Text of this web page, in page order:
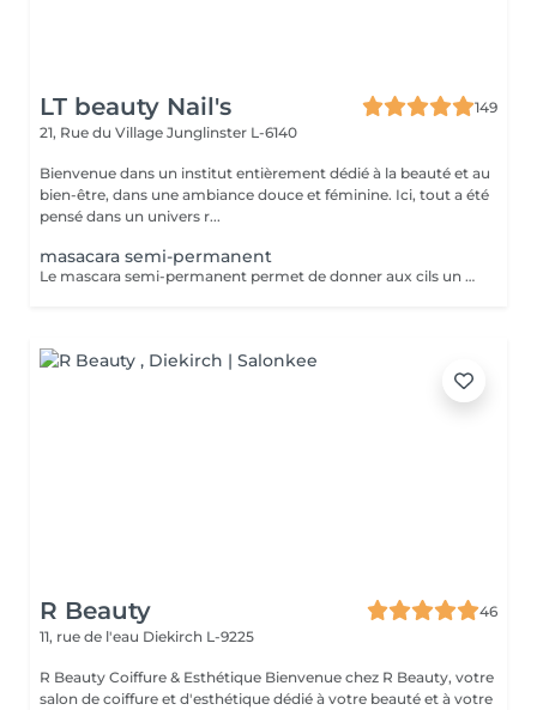
LT beauty Nail's
149
21, Rue du Village Junglinster L-6140
Bienvenue dans un institut entièrement dédié à la beauté et au
bien-être, dans une ambiance douce et féminine. Ici, tout a été
pensé dans un univers r...
masacara semi-permanent
Le mascara semi-permanent permet de donner aux cils un effet maquillé durable sans avoir besoin d'appliquer du mascara tout les jours. aspect plus épais et allongé regard intensifié sans maquillage tenue 3 a 4 semaines
R Beauty
46
11, rue de l'eau Diekirch L-9225
R Beauty Coiffure & Esthétique Bienvenue chez R Beauty, votre
salon de coiffure et d'esthétique dédié à votre beauté et à votre